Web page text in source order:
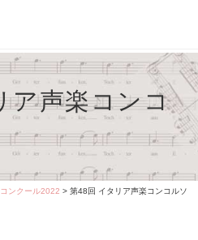
ア声楽コンコ
コンクール2022 > 第48回 イタリア声楽コンコルソ